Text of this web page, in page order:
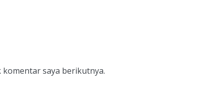
komentar saya berikutnya.